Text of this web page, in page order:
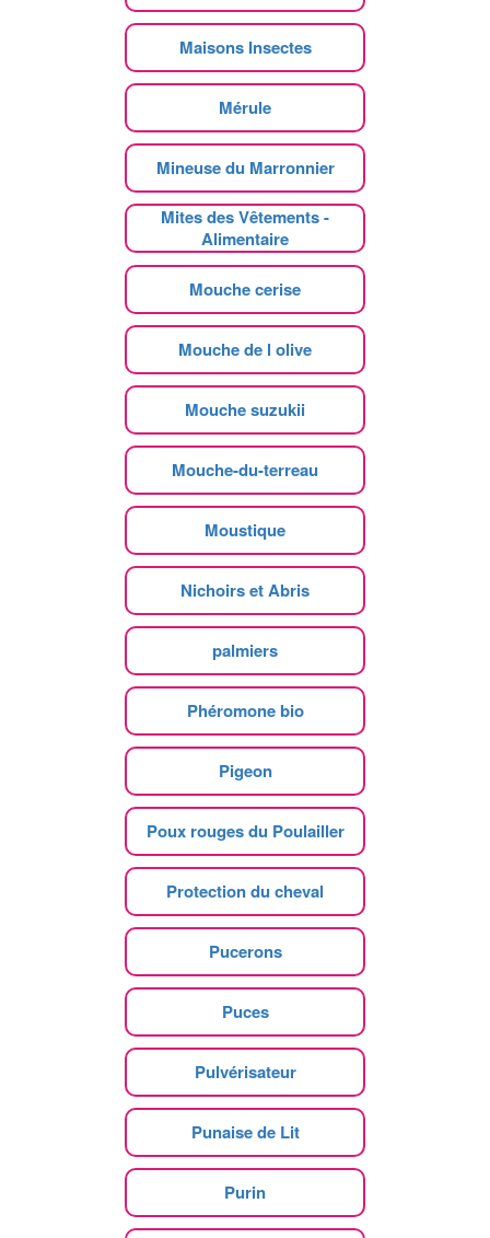
Maisons Insectes
Mérule
Mineuse du Marronnier
Mites des Vêtements -
Alimentaire
Mouche cerise
Mouche de l olive
Mouche suzukii
Mouche-du-terreau
Moustique
Nichoirs et Abris
palmiers
Phéromone bio
Pigeon
Poux rouges du Poulailler
Protection du cheval
Pucerons
Puces
Pulvérisateur
Punaise de Lit
Purin